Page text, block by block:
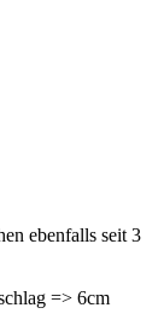
ebenfalls seit 3
=> 6cm